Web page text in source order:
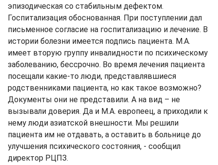
эпизодическая со стабильным дефектом.
Госпитализация обоснованная. При поступлении дал
письменное согласие на госпитализацию и лечение. В
истории болезни имеется подпись пациента. М.А.
имеет вторую группу инвалидности по психическому
заболеванию, бессрочно. Во время лечения пациента
посещали какие-то люди, представлявшиеся
родственниками пациента, но как такое возможно?
Документы они не представили. А на вид – не
вызывали доверия. Да и М.А. европеец, а приходили к
нему люди азиатской внешности. Мы решили
пациента им не отдавать, а оставить в больнице до
улучшения психического состояния, - сообщил
директор РЦПЗ.